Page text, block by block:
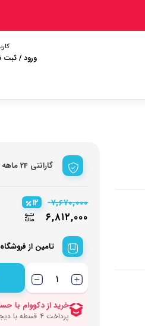
ورود / ثبت
و مصرفی نوشیدنی‌ساز
گارانتی 24 ماهه سنجه کیش
۷,۶۷۰,۰۰۰
۶,۸۱۲,۰۰۰
۱۲
تامین از